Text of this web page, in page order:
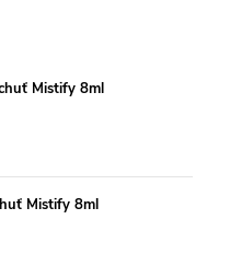
Mistify 8ml
Mistify 8ml